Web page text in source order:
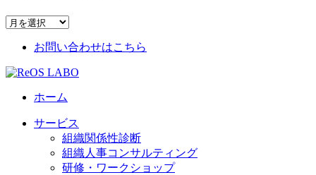
お問い合わせはこちら
ホーム
サービス
組織関係性診断
組織人事コンサルティング
研修・ワークショップ